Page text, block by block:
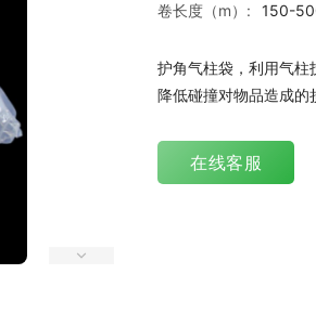
卷长度（m）:
150-
护角气柱袋，利用气柱
降低碰撞对物品造成的
在线客服